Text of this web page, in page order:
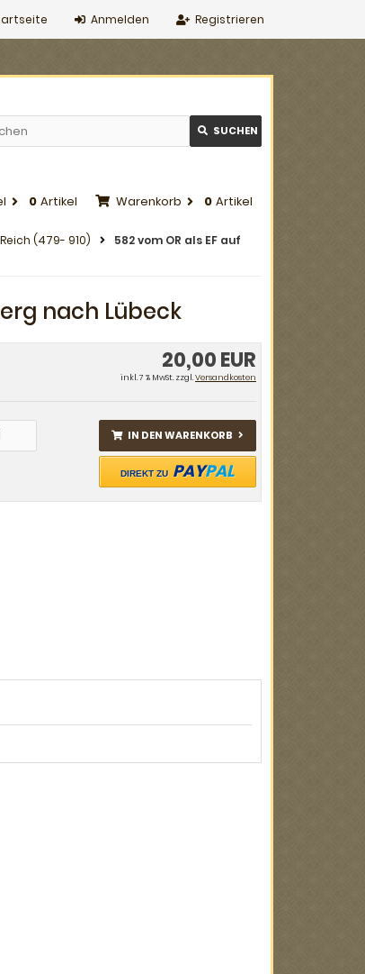
Registrieren
Anmelden
SUCHEN
Warenkorb 0 Artikel
0 Artikel
Reich (479- 910)
582 vom OR als EF auf
nach Lübeck
20,00 EUR
inkl. 7 % MwSt. zzgl.Versandkosten
IN DEN WARENKORB
DIREKT ZU PAYPAL